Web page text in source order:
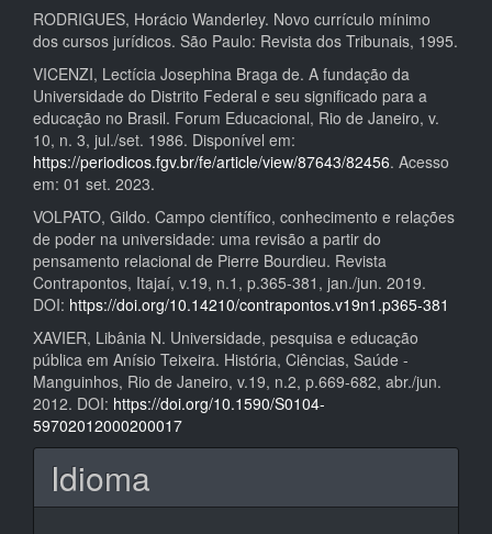
RODRIGUES, Horácio Wanderley. Novo currículo mínimo
dos cursos jurídicos. São Paulo: Revista dos Tribunais, 1995.
VICENZI, Lectícia Josephina Braga de. A fundação da
Universidade do Distrito Federal e seu significado para a
educação no Brasil. Forum Educacional, Rio de Janeiro, v.
10, n. 3, jul./set. 1986. Disponível em:
https://periodicos.fgv.br/fe/article/view/87643/82456. Acesso
em: 01 set. 2023.
VOLPATO, Gildo. Campo científico, conhecimento e relações
de poder na universidade: uma revisão a partir do
pensamento relacional de Pierre Bourdieu. Revista
Contrapontos, Itajaí, v.19, n.1, p.365-381, jan./jun. 2019.
DOI: https://doi.org/10.14210/contrapontos.v19n1.p365-381
XAVIER, Libânia N. Universidade, pesquisa e educação
pública em Anísio Teixeira. História, Ciências, Saúde -
Manguinhos, Rio de Janeiro, v.19, n.2, p.669-682, abr./jun.
2012. DOI: https://doi.org/10.1590/S0104-
59702012000200017
Idioma